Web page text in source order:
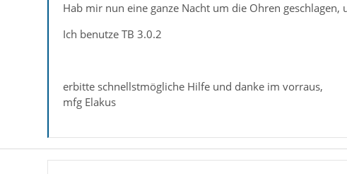
Hab mir nun eine ganze Nacht um die Ohren
Ich benutze TB 3.0.2
erbitte schnellstmögliche Hilfe und danke im vorraus,
mfg Elakus